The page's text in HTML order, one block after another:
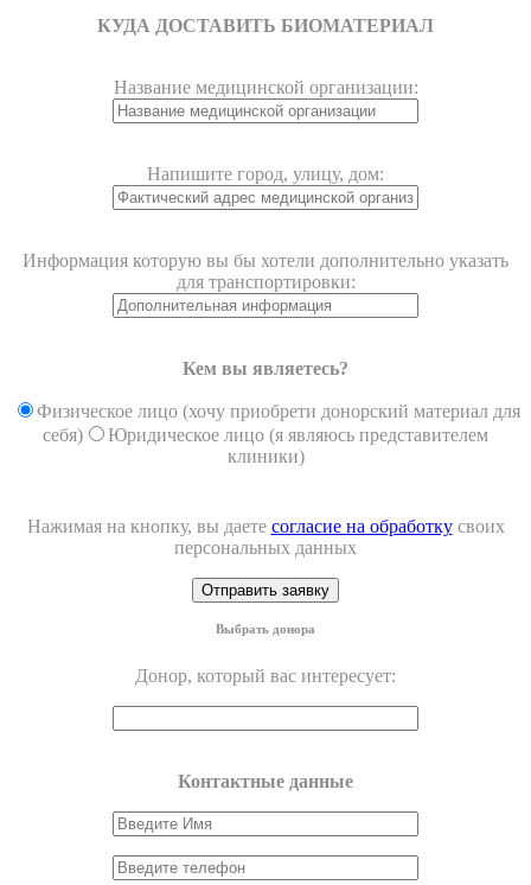
КУДА ДОСТАВИТЬ БИОМАТЕРИАЛ
Название медицинской организации:
Напишите город, улицу, дом:
Информация которую вы бы хотели дополнительно указать
для транспортировки:
Кем вы являетесь?
Физическое лицо (хочу приобрети донорский материал для
себя)
Юридическое лицо (я являюсь представителем
клиники)
Нажимая на кнопку, вы даете согласие на обработкусвоих
персональных данных
Выбрать донора
Донор, который вас интересует:
Контактные данные